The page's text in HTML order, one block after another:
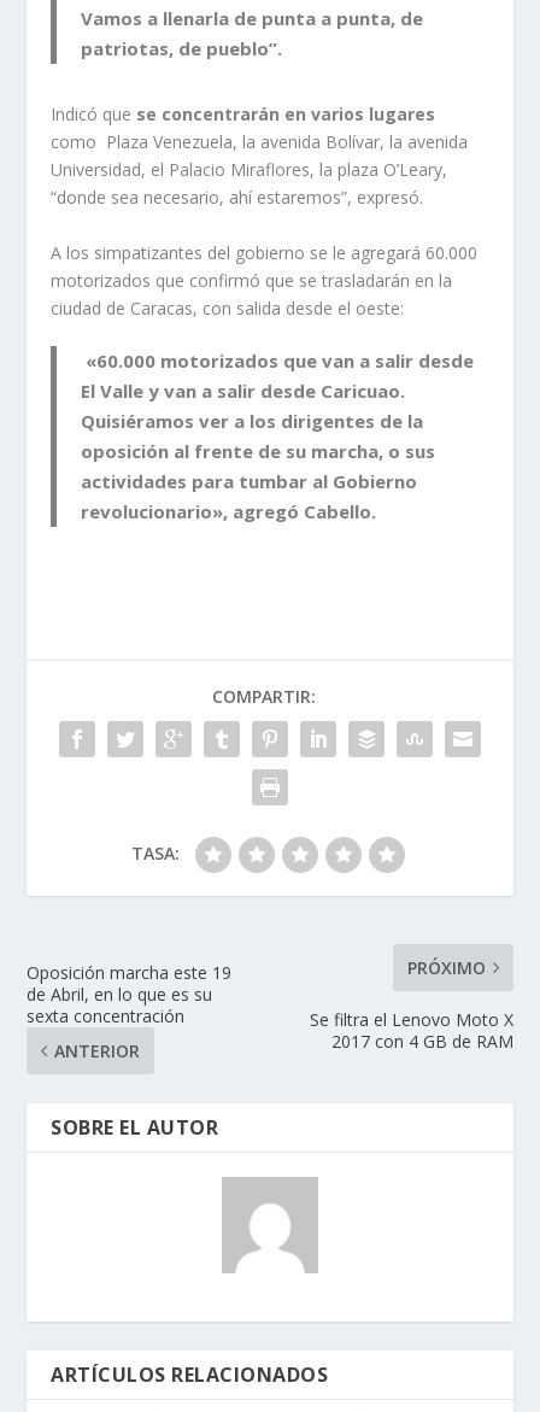
Vamos a llenarla de punta a punta, de
patriotas, de pueblo”.
Indicó que se concentrarán en varios lugares
como Plaza Venezuela, la avenida Bolívar, la avenida
Universidad, el Palacio Miraflores, la plaza O’Leary,
“donde sea necesario, ahí estaremos”, expresó.
A los simpatizantes del gobierno se le agregará 60.000
motorizados que confirmó que se trasladarán en la
ciudad de Caracas, con salida desde el oeste:
«60.000 motorizados que van a salir desde
El Valle y van a salir desde Caricuao.
Quisiéramos ver a los dirigentes de la
oposición al frente de su marcha, o sus
actividades para tumbar al Gobierno
revolucionario», agregó Cabello.
COMPARTIR:
TASA:
Oposición marcha este 19
de Abril, en lo que es su
sexta concentración
ANTERIOR
PRÓXIMO
Se filtra el Lenovo Moto X
2017 con 4 GB de RAM
SOBRE EL AUTOR
ARTÍCULOS RELACIONADOS